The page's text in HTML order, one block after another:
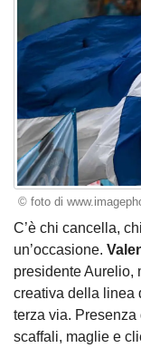
© foto di
C’è chi cancella,
un’occasione.
presidente Aurelio,
creativa della linea
terza via.
scaffali, maglie e